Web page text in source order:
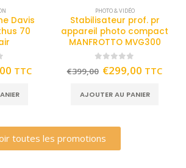
Davis
70
5 TTC
PHOTO & VIDÉO
Stabilisateur prof. pr
appareil photo compact
MANFROTTO MVG300
out of 5
€399,00 €299,00 TTC
AJOUTER AU PANIER
toutes les promotions